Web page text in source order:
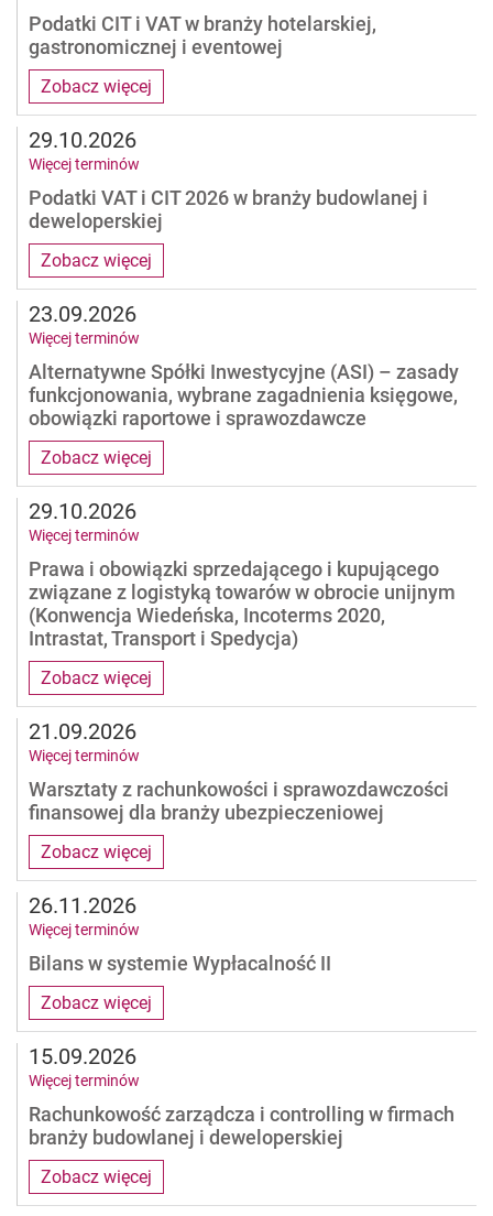
Zobacz więcej
Podatki CIT i VAT w branży hotelarskiej,
gastronomicznej i eventowej
Zobacz więcej
Podatki VAT i CIT 2026 w branży budowlanej i
deweloperskiej
29.10.2026
Więcej terminów
Zobacz więcej
Alternatywne Spółki Inwestycyjne (ASI) – zasady
funkcjonowania, wybrane zagadnienia księgowe,
obowiązki raportowe i sprawozdawcze
23.09.2026
Więcej terminów
Zobacz więcej
Prawa i obowiązki sprzedającego i kupującego
związane z logistyką towarów w obrocie unijnym
(Konwencja Wiedeńska, Incoterms 2020,
Intrastat, Transport i Spedycja)
29.10.2026
Więcej terminów
Zobacz więcej
Warsztaty z rachunkowości i sprawozdawczości
finansowej dla branży ubezpieczeniowej
21.09.2026
Więcej terminów
Zobacz więcej
Bilans w systemie Wypłacalność II
26.11.2026
Więcej terminów
Zobacz więcej
Rachunkowość zarządcza i controlling w firmach
branży budowlanej i deweloperskiej
15.09.2026
Więcej terminów